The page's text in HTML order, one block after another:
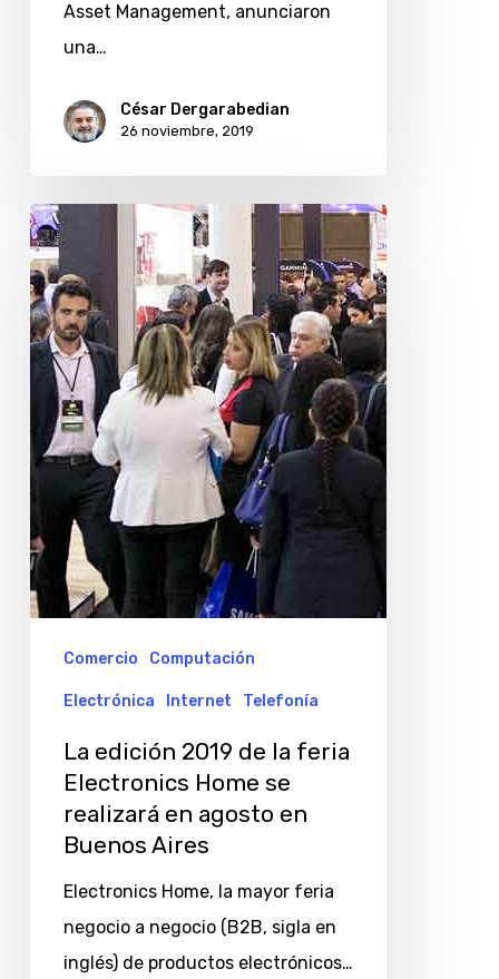
Asset Management, anunciaron
una…
César Dergarabedian
26 noviembre, 2019
La
edición
2019
de
la
feria
Electronics
Home
se
realizará
en
agosto
Comercio Computación
Electrónica Internet Telefonía
La edición 2019 de la feria
Electronics Home se
realizará en agosto en
Buenos Aires
Electronics Home, la mayor feria
negocio a negocio (B2B, sigla en
inglés) de productos electrónicos…